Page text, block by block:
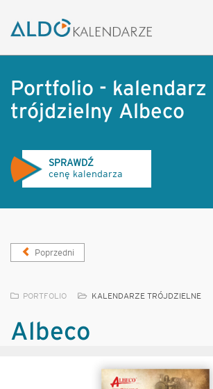
Portfolio - kalendarz
trójdzielny Albeco
SPRAWDŹ
cenę kalendarza
Poprzedni
PORTFOLIO KALENDARZE TRÓJDZIELNE
Albeco